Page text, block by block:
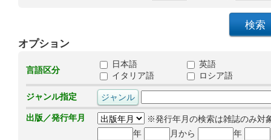
オプション
言語区分
日本語
英語
イタリア語
ロシア語
ジャンル指定
出版／発行年月
※発行年月の検索は雑誌のみ対
年
月から 年